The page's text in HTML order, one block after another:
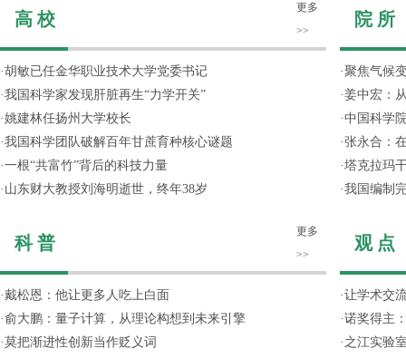
高 校
更多
>>
·胡敏已任金华职业技术大学党委书记
·我国科学家发现肝脏再生“力学开关”
·姚建林任扬州大学校长
·我国科学团队破解百年甘蔗育种核心谜题
·一根“共富竹”背后的科技力量
· 山东财大教授刘海明逝世，终年38岁
科 普
更多
>>
·戴松恩：他让更多人吃上白面
·俞大鹏：量子计算，从理论构想到未来引擎
·莫把渐进性创新当作贬义词
院 所
·聚焦气候
·姜中宏：
·中国科学
·张永合：
·塔克拉玛
·我国编制
观 点
·让学术交
·诺奖得主
· 之江实验